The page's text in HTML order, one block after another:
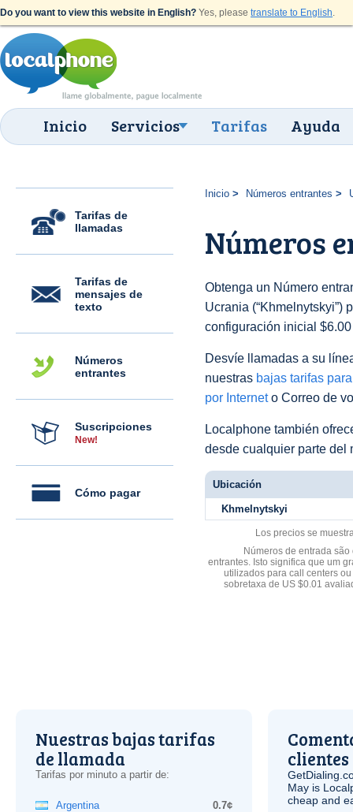
Do you want to view this website in English? Yes, please translate to English.
Inicio Servicios Tarifas Ayuda
Tarifas de
llamadas
Tarifas de
mensajes de
texto
Números
entrantes
Suscripciones
New!
Cómo pagar
Inicio Números entrantes
Números
Obtenga un Número
Ucrania (“Khmelnytskyi”)
configuración inicial
Desvíe llamadas a su
nuestras bajas tarifas
por Interneto Correo de
Localphone también
desde cualquier parte del
Ubicación
Khmelnytskyi
Los precios se
Números de entrada
entrantes. Isto significa que um
utilizados para call centers
sobretaxa de US $0.01
Nuestras bajas tarifas
de llamada
Tarifas por minuto a partir de:
Argentina
0.7¢
clientes
May is
cheap and